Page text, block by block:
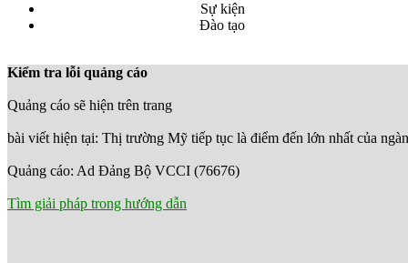
Sự kiện
Đào tạo
Kiểm tra lỗi quảng cáo
Quảng cáo sẽ hiện trên trang
bài viết hiện tại: Thị trường Mỹ tiếp tục là điểm đến lớn nhất của
Quảng cáo: Ad Đảng Bộ VCCI (76676)
Tìm giải pháp trong hướng dẫn